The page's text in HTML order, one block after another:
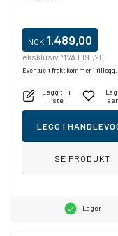
NOK 1.489,00
eksklusiv MVA 1.191,20
Eventuelt frakt kommer i tillegg.
Legg til i
liste
LEGG I
SE PRODUKT
Lager